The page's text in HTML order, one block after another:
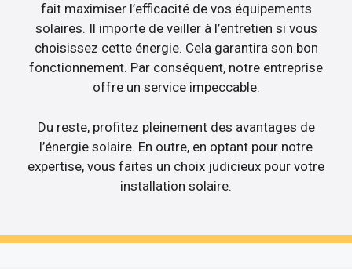
fait maximiser l’efficacité de vos équipements
solaires. Il importe de veiller à l’entretien si vous
choisissez cette énergie. Cela garantira son bon
fonctionnement. Par conséquent, notre entreprise
offre un service impeccable.
Du reste, profitez pleinement des avantages de
l’énergie solaire. En outre, en optant pour notre
expertise, vous faites un choix judicieux pour votre
installation solaire.